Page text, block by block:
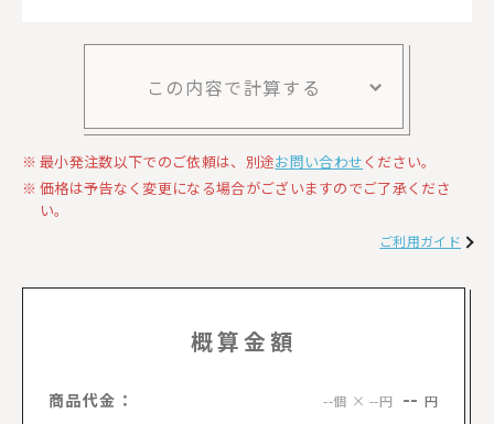
この内容で計算する
最小発注数以下でのご依頼は、別途お問い合わせください。
価格は予告なく変更になる場合がございますのでご了承くださ
い。
ご利用ガイド
概算金額
商品代金： --個 × --円 -- 円